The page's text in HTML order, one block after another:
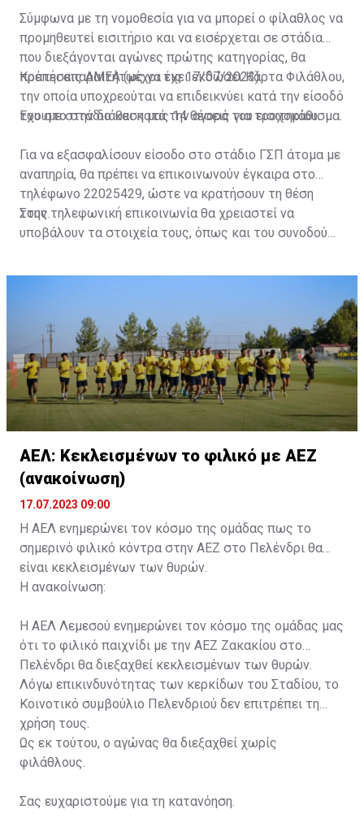
Σύμφωνα με τη νομοθεσία για να μπορεί ο φίλαθλος να
προμηθευτεί εισιτήριο και να εισέρχεται σε στάδια
που διεξάγονται αγώνες πρώτης κατηγορίας, θα
πρέπει απαραιτήτως να έχει εκδώσει Κάρτα Φιλάθλου,
την οποία υποχρεούται να επιδεικνύει κατά την είσοδό
του στο στάδιο και κατά την αγορά του εισιτηρίου.
Κρατήσεις ΑΜΕΑ (μέχρι τις 17/07/2023)
Έχουμε στην διάθεση μας 14 θέσεις για τροχοκάθισμα.
Για να εξασφαλίσουν είσοδο στο στάδιο ΓΣΠ άτομα με
αναπηρία, θα πρέπει να επικοινωνούν έγκαιρα στο
τηλέφωνο 22025429, ώστε να κρατήσουν τη θέση
τους.
Στην τηλεφωνική επικοινωνία θα χρειαστεί να
υποβάλουν τα στοιχεία τους, όπως και του συνοδού
ΑΕΛ: Κεκλεισμένων το φιλικό με ΑΕΖ
(ανακοίνωση)
17.07.2023 09:00
Η ΑΕΛ ενημερώνει τον κόσμο της ομάδας πως το
σημερινό φιλικό κόντρα στην ΑΕΖ στο Πελένδρι θα
είναι κεκλεισμένων των θυρών.
Η ανακοίνωση:
Η ΑΕΛ Λεμεσού ενημερώνει τον κόσμο της ομάδας μας
ότι το φιλικό παιχνίδι με την ΑΕΖ Ζακακίου στο
Πελένδρι θα διεξαχθεί κεκλεισμένων των θυρών.
Λόγω επικινδυνότητας των κερκίδων του Σταδίου, το
Κοινοτικό συμβούλιο Πελενδριού δεν επιτρέπει τη
χρήση τους.
Ως εκ τούτου, ο αγώνας θα διεξαχθεί χωρίς
φιλάθλους.
Σας ευχαριστούμε για τη κατανόηση.